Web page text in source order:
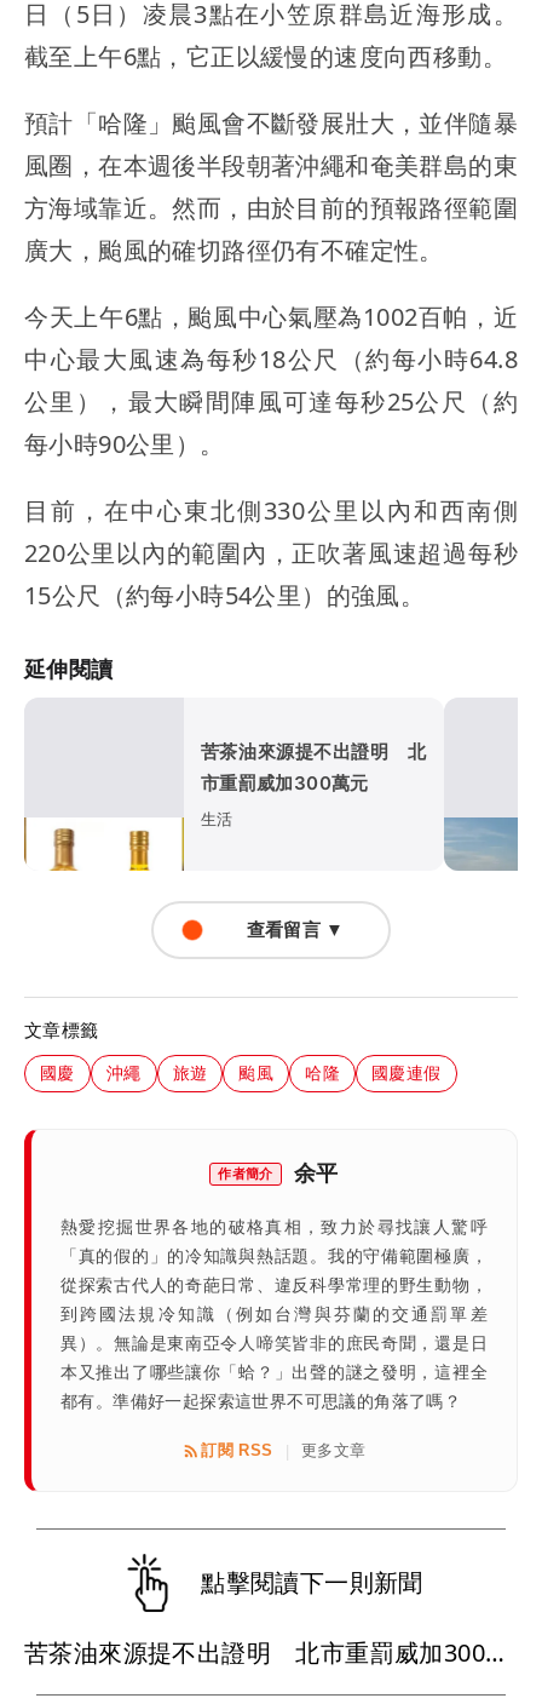
日（5日）凌晨3點在小笠原群島近海形成。
截至上午6點，它正以緩慢的速度向西移動。
預計「哈隆」颱風會不斷發展壯大，並伴隨暴
風圈，在本週後半段朝著沖繩和奄美群島的東
方海域靠近。然而，由於目前的預報路徑範圍
廣大，颱風的確切路徑仍有不確定性。
今天上午6點，颱風中心氣壓為1002百帕，近
中心最大風速為每秒18公尺（約每小時64.8
公里），最大瞬間陣風可達每秒25公尺（約
每小時90公里）。
目前，在中心東北側330公里以內和西南側
220公里以內的範圍內，正吹著風速超過每秒
15公尺（約每小時54公里）的強風。
延伸閱讀
苦茶油來源提不出證明 北
市重罰威加300萬元
生活
查看留言 ▼
文章標籤
國慶 沖繩 旅遊 颱風 哈隆 國慶連假
作者簡介 余平
熱愛挖掘世界各地的破格真相，致力於尋找讓人驚呼
「真的假的」的冷知識與熱話題。我的守備範圍極廣，
從探索古代人的奇葩日常、違反科學常理的野生動物，
到跨國法規冷知識（例如台灣與芬蘭的交通罰單差
異）。無論是東南亞令人啼笑皆非的庶民奇聞，還是日
本又推出了哪些讓你「蛤？」出聲的謎之發明，這裡全
都有。準備好一起探索這世界不可思議的角落了嗎？
訂閱 RSS 更多文章
點擊閱讀下一則新聞
苦茶油來源提不出證明 北市重罰威加300萬元